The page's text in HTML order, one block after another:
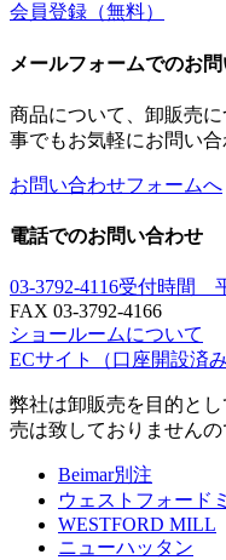
会員登録 （無料）
メールフォームでのお
商品について、卸販売
事でもお気軽にお問い合
お問い合わせフォームへ
電話でのお問い合わせ
03-3792-4116受付時間
FAX 03-3792-4166
ショールームについて
ECサイト
（口座開設済
弊社は卸販売を目的と
売は致しておりませんの
Beimar別注
ウェストフォード
WESTFORD MILL
ニューハッタン